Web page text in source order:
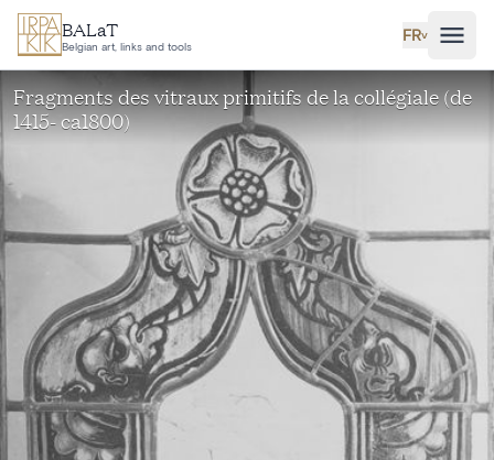
Aller au contenu principal
BALaT
Belgian art, links and tools
FR˅
Fragments des vitraux primitifs de la collégiale (de
1415- ca1800)